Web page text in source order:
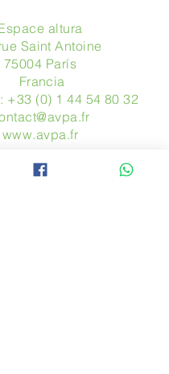
altura
Saint Antoine
75004 París
​ Francia
+33 (0) 1 44 54 80 32
www.avpa.fr